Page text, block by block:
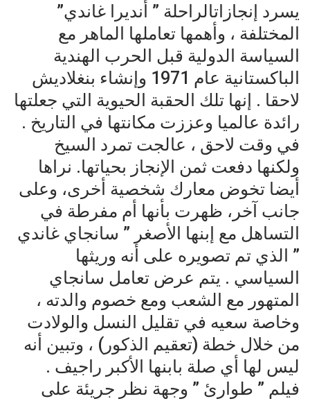
يسرد إنجازاتالراحلة ” أنديرا غاندي”
المختلفة ، وأهمها تعاملها الماهر مع
السياسة الدولية قبل الحرب الهندية
الباكستانية عام 1971 وإنشاء بنغلاديش
لاحقا . إنها تلك الحقبة الحيوية التي جعلتها
رائدة عالميا وعززت مكانتها في التاريخ .
في وقت لاحق ، عالجت تمرد السيخ
ولكنها دفعت ثمن الإنجاز بحياتها. نراها
أيضا تخوض معارك شخصية أخرى، وعلى
جانب آخر، ظهرت بأنها أم مفرطة في
التساهل مع إبنها الأصغر ” سانجاي غاندي
” الذي تم تصويره على أنه وريثها
السياسي . يتم عرض تعامل سانجاي
المتهور مع الشعب ومع خصوم والدته ،
وخاصة سعيه في تقليل النسل والولادت
من خلال خطة (تعقيم الذكور) ، وتبين أنه
ليس لها أي صلة بابنها الأكبر راجيف .
فيلم ” طوارئ ” وجهة نظر جريئة على